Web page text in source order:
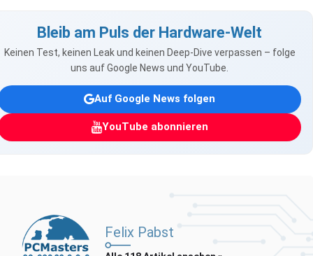
Bleib am Puls der Hardware-Welt
Keinen Test, keinen Leak und keinen Deep-Dive verpassen – folge
uns auf Google News und YouTube.
Auf Google News folgen
YouTube abonnieren
Felix Pabst